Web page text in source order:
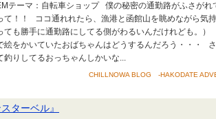
テーマ：自転車ショップ 僕の秘密の通勤路がふさが
て！！ ココ通れれたら、漁港と函館山を眺めながら気
ても勝手に通勤路にしてる側がわるいんだけれども。
絵をかいていたおばちゃんはどうするんだろう・・・
釣りしてるおっちゃんしかいな...
CHILLNOWA BLOG -HAKODATE
スターベル』